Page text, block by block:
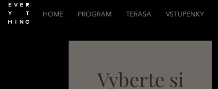
HOME PROGRAM TERASA VSTUPENKY
Vyberte si